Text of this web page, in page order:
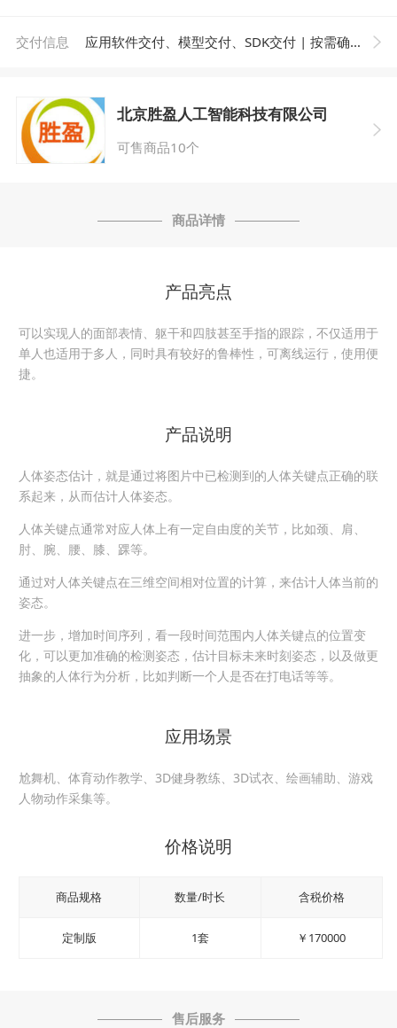
交付信息 应用软件交付、模型交付、SDK交付 | 按需确认 |
北京胜盈人工智能科技有限公司
可售商品10个
商品详情
产品亮点
可以实现人的面部表情、躯干和四肢甚至手指的跟踪，不仅适用于
单人也适用于多人，同时具有较好的鲁棒性，可离线运行，使用便
捷。
产品说明
人体姿态估计，就是通过将图片中已检测到的人体关键点正确的联
系起来，从而估计人体姿态。
人体关键点通常对应人体上有一定自由度的关节，比如颈、肩、
肘、腕、腰、膝、踝等。
通过对人体关键点在三维空间相对位置的计算，来估计人体当前的
姿态。
进一步，增加时间序列，看一段时间范围内人体关键点的位置变
化，可以更加准确的检测姿态，估计目标未来时刻姿态，以及做更
抽象的人体行为分析，比如判断一个人是否在打电话等等。
应用场景
尬舞机、体育动作教学、3D健身教练、3D试衣、绘画辅助、游戏
人物动作采集等。
价格说明
商品规格 数量/时长 含税价格
定制版 1套 ￥170000
售后服务